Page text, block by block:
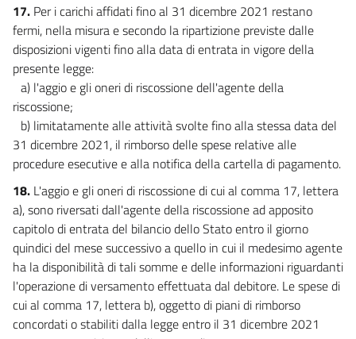
17. Per i carichi affidati fino al 31 dicembre 2021 restano
fermi, nella misura e secondo la ripartizione previste dalle
disposizioni vigenti fino alla data di entrata in vigore della
presente legge:
a) l'aggio e gli oneri di riscossione dell'agente della
riscossione;
b) limitatamente alle attività svolte fino alla stessa data del
31 dicembre 2021, il rimborso delle spese relative alle
procedure esecutive e alla notifica della cartella di pagamento.
18. L'aggio e gli oneri di riscossione di cui al comma 17, lettera
a), sono riversati dall'agente della riscossione ad apposito
capitolo di entrata del bilancio dello Stato entro il giorno
quindici del mese successivo a quello in cui il medesimo agente
ha la disponibilità di tali somme e delle informazioni riguardanti
l'operazione di versamento effettuata dal debitore. Le spese di
cui al comma 17, lettera b), oggetto di piani di rimborso
concordati o stabiliti dalla legge entro il 31 dicembre 2021